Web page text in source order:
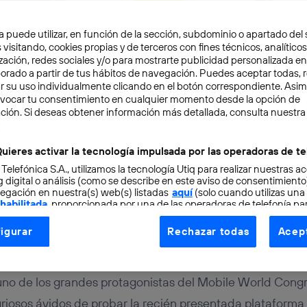
4 min
instalar Firefox en
Android
de los grandes protagonistas del Mobile World
ávidos de probar la recién presentada
puede utilizar, en función de la sección, subdominio o apartado del
visitando, cookies propias y de terceros con fines técnicos,
redes sociales y/o para mostrarte publicidad personalizada
a partir de tus hábitos de navegación. Puedes aceptar todas,
su uso individualmente clicando en el botón correspondiente.
tu consentimiento en cualquier momento desde la opción de
Si deseas obtener información más detallada, consulta nuestra
activar la tecnología impulsada por las operadoras de
S.A., utilizamos la tecnología Utiq para realizar nuestras
digital o análisis (como se describe en este aviso de
en nuestra(s) web(s) listadas aquí(solo cuando utilizas una
, proporcionada por una de las operadoras de telefonía
consentimiento en cada página web).
Utiq está diseñada con la privacidad como prioridad
tu dirección IP y otra información de la cuenta de cliente de
a la conexión que utilizas (p. ej., número de teléfono móvil).
Rechazar todas